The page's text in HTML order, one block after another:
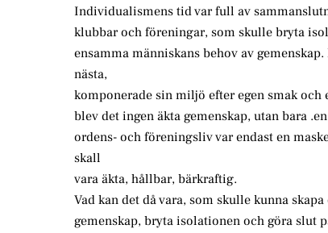
Individualismens tid var full av
klubbar och föreningar, som skulle bryta
ensamma människans behov av
nästa,
komponerade sin miljö efter egen smak och
blev det ingen äkta gemenskap, utan bara
ordens- och föreningsliv var endast en
skall
vara äkta, hållbar, bärkraftig.
Vad kan det då vara, som skulle kunna skapa
gemenskap, bryta isolationen och göra slut